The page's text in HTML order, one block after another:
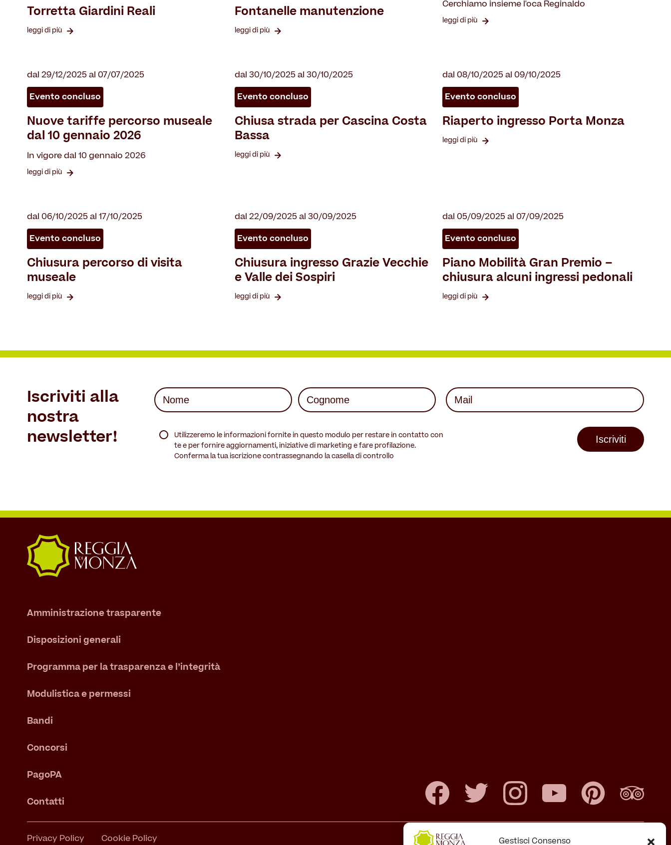
Gestisci Consenso
Torretta Giardini Reali
leggi di più
Fontanelle manutenzione
leggi di più
Cerchiamo insieme l'oca Reginaldo
leggi di più
dal 29/12/2025 al 07/07/2025
Evento concluso
Nuove tariffe percorso museale
dal 10 gennaio 2026
In vigore dal 10 gennaio 2026
leggi di più
dal 30/10/2025 al 30/10/2025
Evento concluso
Chiusa strada per Cascina Costa
Bassa
leggi di più
dal 08/10/2025 al 09/10/2025
Evento concluso
Riaperto ingresso Porta Monza
leggi di più
dal 06/10/2025 al 17/10/2025
Evento concluso
Chiusura percorso di visita
museale
leggi di più
dal 22/09/2025 al 30/09/2025
Evento concluso
Chiusura ingresso Grazie Vecchie
e Valle dei Sospiri
leggi di più
dal 05/09/2025 al 07/09/2025
Evento concluso
Piano Mobilità Gran Premio –
chiusura alcuni ingressi pedonali
leggi di più
Iscriviti alla
nostra
newsletter!
Nome
(Required)
Mail
(Required)
Utilizzeremo le informazioni fornite in questo modulo per restare in contatto con
te e per fornire aggiornamenti, iniziative di marketing e fare profilazione.
Conferma la tua iscrizione contrassegnando la casella di controllo
Amministrazione trasparente
Disposizioni generali
Programma per la trasparenza e l’integrità
Modulistica e permessi
Bandi
Concorsi
PagoPA
Contatti
Privacy Policy Cookie Policy